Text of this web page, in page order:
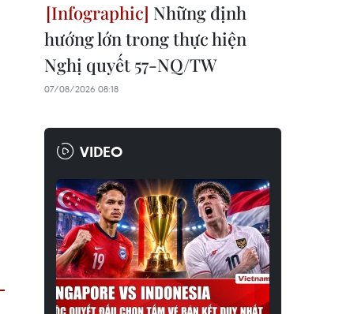
Những định
hướng lớn trong thực hiện
Nghị quyết 57-NQ/TW
07/08/2026 08:18
VIDEO